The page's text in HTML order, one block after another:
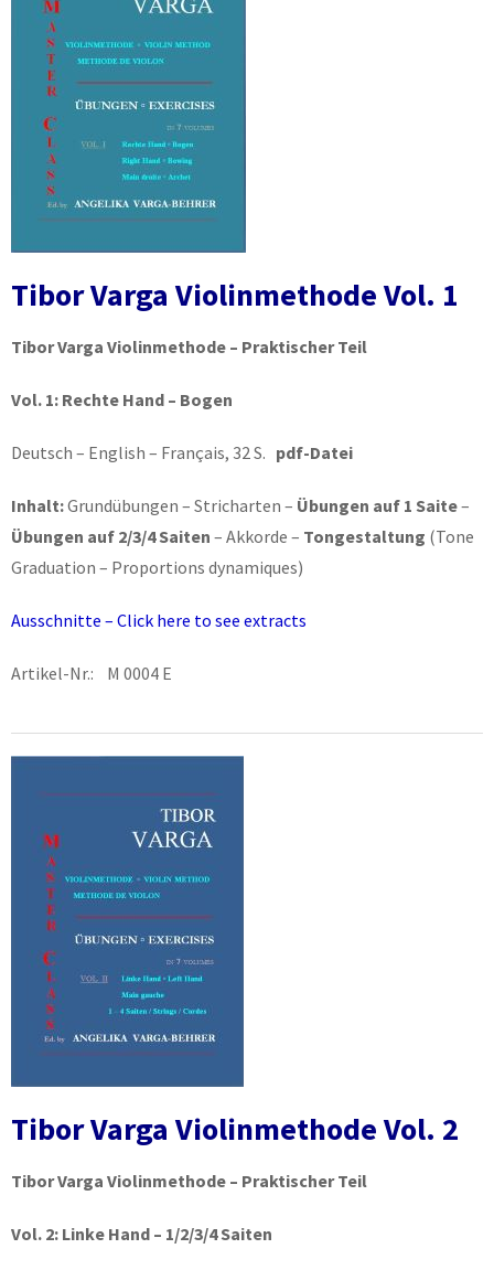
Tibor Varga Violinmethode Vol. 1
Tibor Varga Violinmethode – Praktischer Teil
Vol. 1: Rechte Hand – Bogen
Deutsch – English – Français, 32 S. pdf-Datei
Inhalt:Grundübungen – Stricharten – Übungen auf 1 Saite–
Übungen auf 2/3/4 Saiten – Akkorde – Tongestaltung (Tone
Graduation – Proportions dynamiques)
Ausschnitte – Click here to see extracts
Artikel-Nr.: M 0004 E
Tibor Varga Violinmethode Vol. 2
Tibor Varga Violinmethode – Praktischer Teil
Vol. 2: Linke Hand – 1/2/3/4 Saiten